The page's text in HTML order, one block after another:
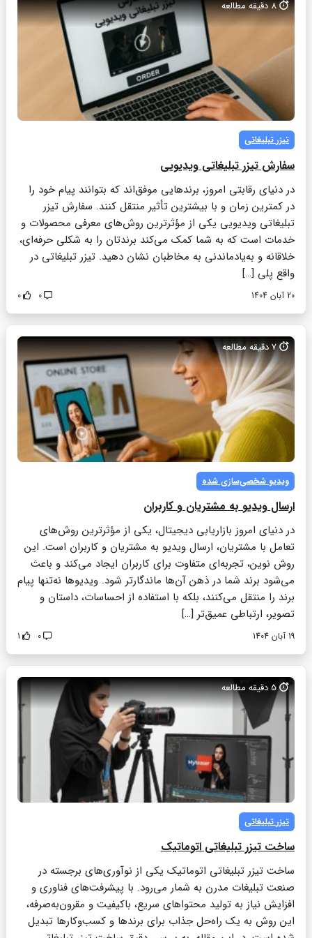
8دقیقه مطالعه
تیزر تبلیغاتی
سفارش تیزر تبلیغاتی ویدیویی
در دنیای رقابتی امروز، برندهایی موفق‌اند که بتوانند پیام خود را
در کمترین زمان و با بیشترین تأثیر منتقل کنند. سفارش تیزر
تبلیغاتی ویدیویی یکی از مؤثرترین روش‌های معرفی محصولات و
خدمات است که به شما کمک می‌کند برندتان را به شکلی حرفه‌ای،
خلاقانه و به‌یادماندنی به مخاطبان نشان دهید. تیزر تبلیغاتی در
واقع پلی […]
20 آبان 1404 0
0
7دقیقه مطالعه
ویدیو شخصی‌سازی‌ شده
ارسال ویدیو به مشتریان و کاربران
در دنیای امروز بازاریابی دیجیتال، یکی از مؤثرترین روش‌های
تعامل با مشتریان، ارسال ویدیو به مشتریان و کاربران است. این
روش نوین، تجربه‌ای متفاوت برای کاربران ایجاد می‌کند و باعث
می‌شود برند شما در ذهن آن‌ها ماندگارتر شود. ویدیوها نه‌تنها پیام
برند را منتقل می‌کنند، بلکه با استفاده از احساسات، داستان و
تصویر، ارتباطی عمیق‌تر […]
19 آبان 1404 0
1
5 دقیقه مطالعه
تیزر تبلیغاتی
ساخت تیزر تبلیغاتی اتوماتیک
ساخت تیزر تبلیغاتی اتوماتیک یکی از نوآوری‌های برجسته در
صنعت تبلیغات مدرن به شمار می‌رود. با پیشرفت‌های فناوری و
افزایش نیاز به تولید محتواهای سریع، باکیفیت و مقرون‌به‌صرفه،
این روش به یک راه‌حل جذاب برای برندها و کسب‌وکارها تبدیل